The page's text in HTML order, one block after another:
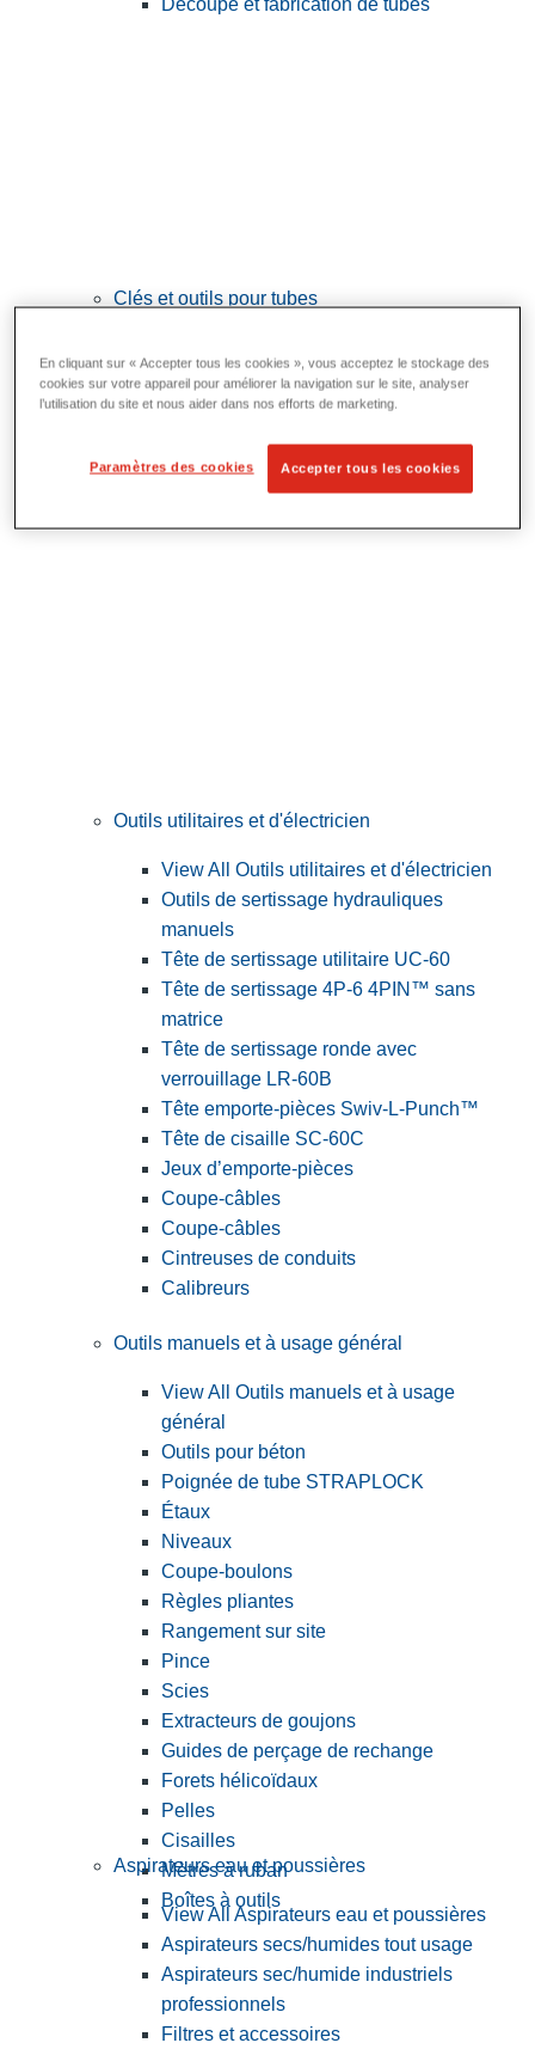
Découpe et fabrication de tubes
Clés et outils pour tubes
Clés
Cintrage et mise en forme
Préparation et découpe des tubes
Outils utilitaires et d'électricien
View All Outils utilitaires et d'électricien
Outils de sertissage hydrauliques
manuels
Tête de sertissage utilitaire UC-60
Tête de sertissage 4P-6 4PIN™ sans
matrice
Tête de sertissage ronde avec
verrouillage LR-60B
Tête emporte-pièces Swiv-L-Punch™
Tête de cisaille SC-60C
Jeux d’emporte-pièces
Coupe-câbles
Coupe-câbles
Cintreuses de conduits
Calibreurs
Outils manuels et à usage général
View All Outils manuels et à usage
général
Outils pour béton
Poignée de tube STRAPLOCK
Étaux
Niveaux
Coupe-boulons
Règles pliantes
Rangement sur site
Pince
Scies
Extracteurs de goujons
Guides de perçage de rechange
Forets hélicoïdaux
Pelles
Cisailles
Mètres à ruban
Boîtes à outils
Aspirateurs eau et poussières
View All Aspirateurs eau et poussières
Aspirateurs secs/humides tout usage
Aspirateurs sec/humide industriels
professionnels
Filtres et accessoires
En cliquant sur « Accepter tous les cookies », vous acceptez le stockage des
cookies sur votre appareil pour améliorer la navigation sur le site, analyser
l’utilisation du site et nous aider dans nos efforts de marketing.
Paramètres des cookies Accepter tous les cookies